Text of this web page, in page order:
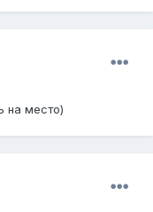
на место)